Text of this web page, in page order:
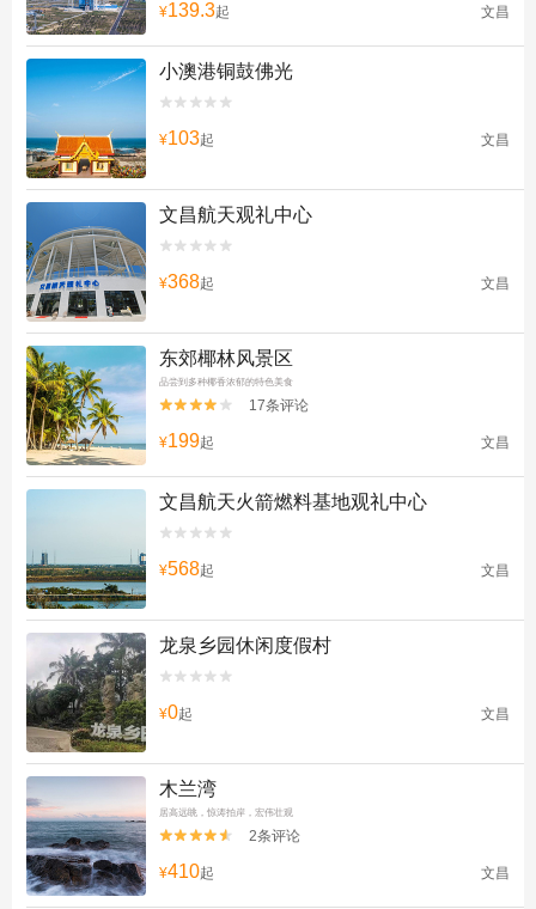
¥139.3起 文昌
小澳港铜鼓佛光


¥103起 文昌
文昌航天观礼中心


¥368起 文昌
东郊椰林风景区
品尝到多种椰香浓郁的特色美食

 17条评论
¥199起 文昌
文昌航天火箭燃料基地观礼中心


¥568起 文昌
龙泉乡园休闲度假村


¥0起 文昌
木兰湾
居高远眺，惊涛拍岸，宏伟壮观

 2条评论
¥410起 文昌